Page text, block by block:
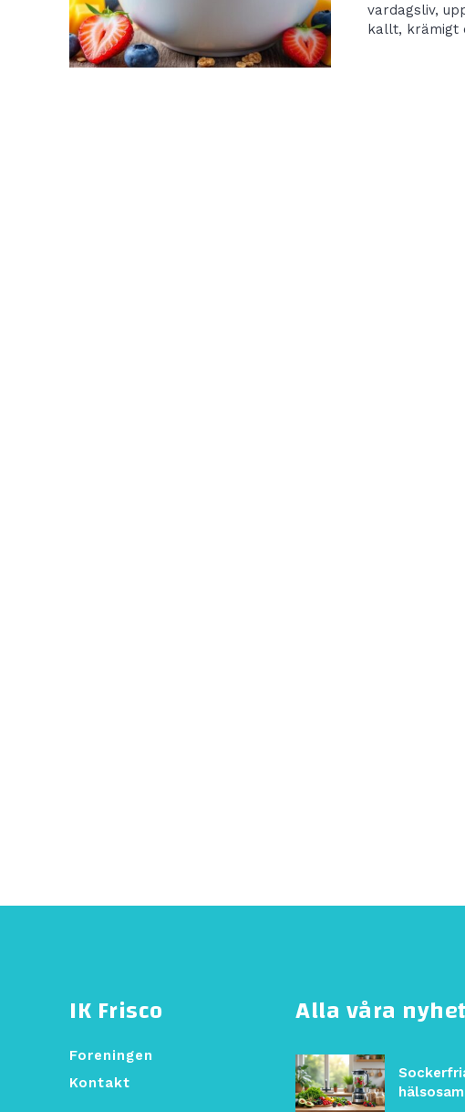
vardagsliv,
kallt, krämigt
IK Frisco
Foreningen
Kontakt
Alla våra